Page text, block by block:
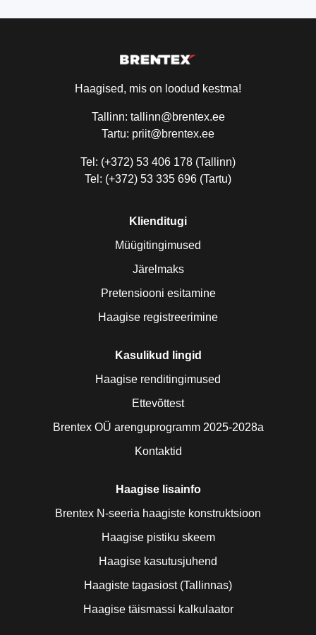
Haagised, mis on loodud kestma!
Tallinn: tallinn@brentex.ee
Tartu: priit@brentex.ee
Tel: (+372) 53 406 178 (Tallinn)
Tel: (+372) 53 335 696 (Tartu)
Klienditugi
Müügitingimused
Järelmaks
Pretensiooni esitamine
Haagise registreerimine
Kasulikud lingid
Haagise renditingimused
Ettevõttest
Brentex OÜ arenguprogramm 2025-2028a
Kontaktid
Haagise lisainfo
Brentex N-seeria haagiste konstruktsioon
Haagise pistiku skeem
Haagise kasutusjuhend
Haagiste tagasiost (Tallinnas)
Haagise täismassi kalkulaator